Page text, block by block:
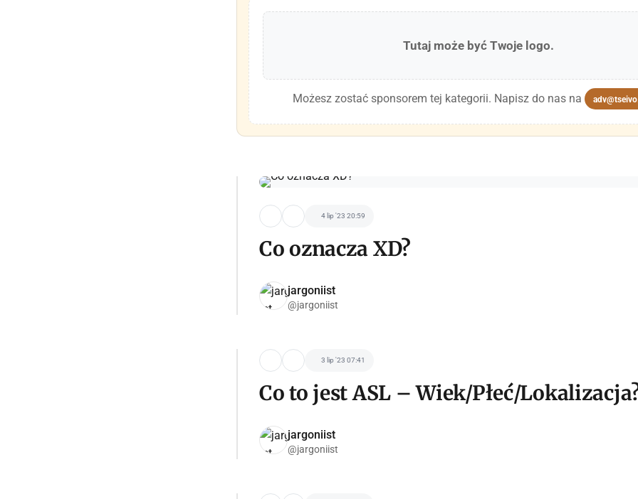
Tutaj może być Twoje logo.
Możesz zostać sponsorem tej kategorii. Napisz do nas na
4 lip '23 20:59
Co oznacza XD?
jargoniist
@jargoniist
3 lip '23 07:41
Co to jest ASL – Wiek/Płeć/
jargoniist
@jargoniist